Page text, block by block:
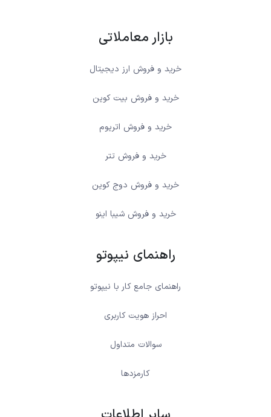
بازار معاملاتی
خرید و فروش ارز دیجیتال
خرید و فروش بیت کوین
خرید و فروش اتریوم
خرید و فروش تتر
خرید و فروش دوج کوین
خرید و فروش شیبا اینو
راهنمای نیپوتو
راهنمای جامع کار با نیپوتو
احراز هویت کاربری
سوالات متداول
کارمزدها